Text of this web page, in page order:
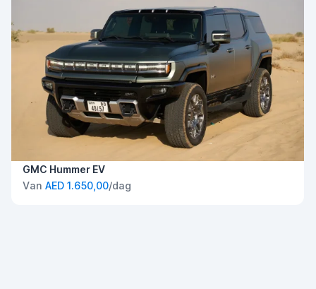
GMC Hummer EV
Van AED 1.650,00/dag